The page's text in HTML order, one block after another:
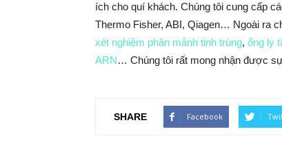
ích cho quí khách. Chúng tôi cung cấp
Thermo Fisher, ABI, Qiagen… Ngoài ra
xét nghiệm phân mảnh tinh trùng, ống ly
ARN… Chúng tôi rất mong nhận được
SHARE Facebook